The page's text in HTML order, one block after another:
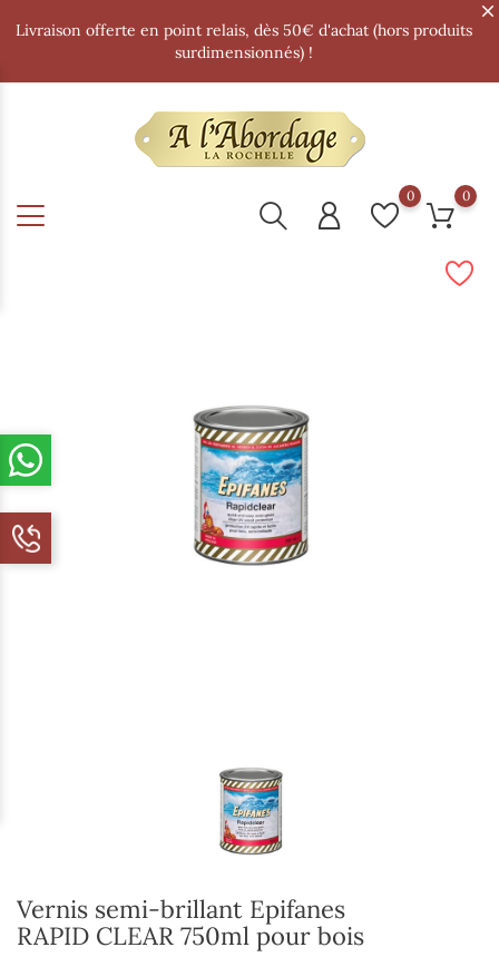
Livraison offerte en point relais, dès 50€ d'achat (hors produits
surdimensionnés) !
0 0
Vernis semi-brillant Epifanes
RAPID CLEAR 750ml pour bois